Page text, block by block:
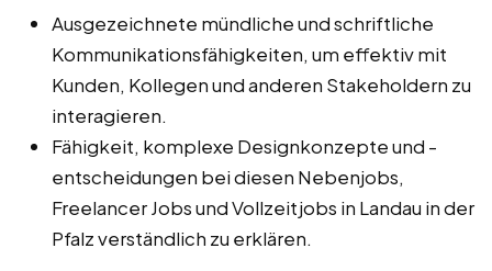
Ausgezeichnete mündliche und schriftliche
Kommunikationsfähigkeiten, um effektiv mit
Kunden, Kollegen und anderen Stakeholdern zu
interagieren.
Fähigkeit, komplexe Designkonzepte und -
entscheidungen bei diesen Nebenjobs,
Freelancer Jobs und Vollzeitjobs in Landau in der
Pfalz verständlich zu erklären.